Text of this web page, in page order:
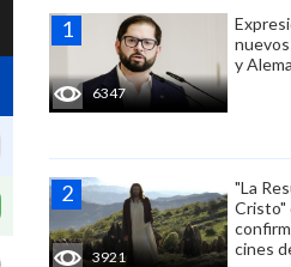
6347
y
3921
"La
Cristo"
cines